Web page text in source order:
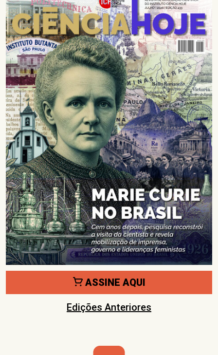
ASSINE AQUI
Edições Anteriores